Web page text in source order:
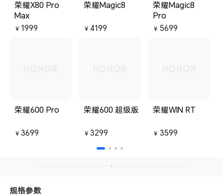
荣耀X80 Pro
Max
￥ 1999
荣耀Magic8
￥ 4199
荣耀Magic8
Pro
￥ 5699
荣耀600 Pro
￥ 3699
荣耀600 超级版
￥ 3299
荣耀WIN RT
￥ 3599
规格参数